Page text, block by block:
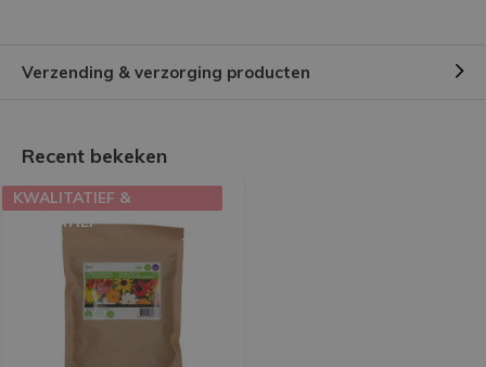
Verzending & verzorging producten
Recent bekeken
KWALITATIEF &
EDUCATIEF